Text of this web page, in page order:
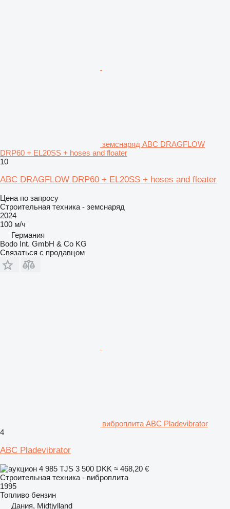
земснаряд ABC DRAGFLOW
DRP60 + EL20SS + hoses and floater
10
ABC DRAGFLOW DRP60 + EL20SS + hoses and floater
Цена по запросу
Строительная техника - земснаряд
2024
100 м/ч
Германия
Bodo Int. GmbH & Co KG
Связаться с продавцом
виброплита ABC Pladevibrator
4
ABC Pladevibrator
4 985 TJS 3 500 DKK ≈ 468,20 €
Строительная техника - виброплита
1995
Топливо бензин
Дания, Midtjylland